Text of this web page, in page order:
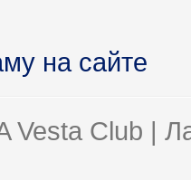
на сайте
Vesta Club |